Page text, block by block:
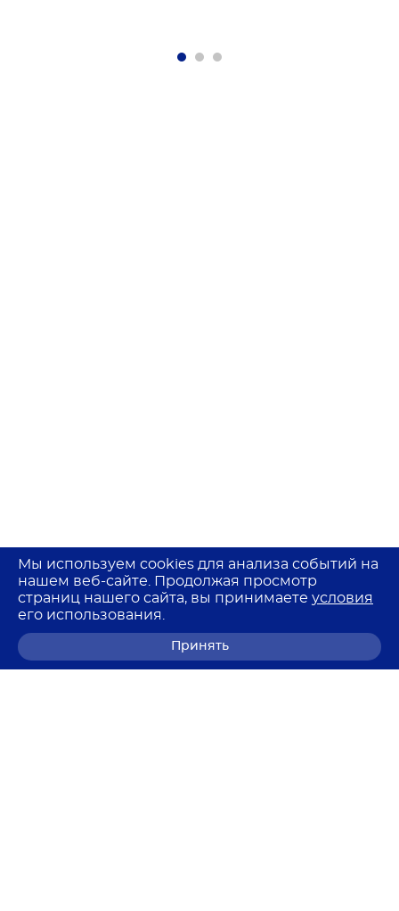
Мы используем cookies для анализа событий на
нашем веб-сайте. Продолжая просмотр
страниц нашего сайта, вы принимаете условия
его использования.
Принять